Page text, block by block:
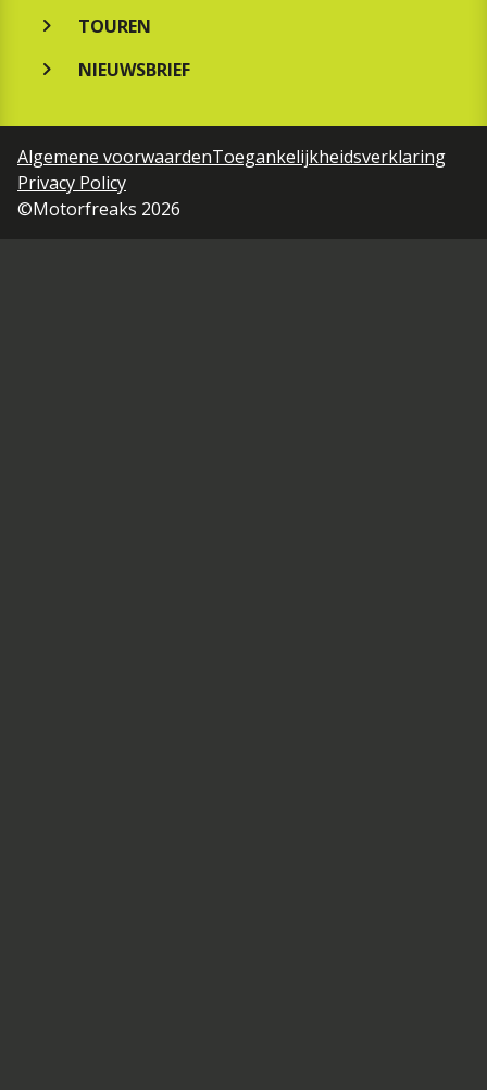
TOUREN
NIEUWSBRIEF
Algemene voorwaardenToegankelijkheidsverklaring
Privacy Policy
©Motorfreaks 2026